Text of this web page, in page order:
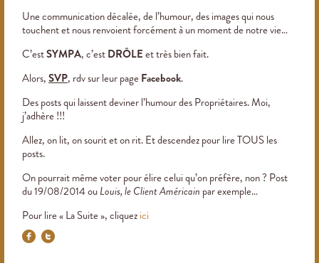
Une communication décalée, de l’humour, des images qui nous
touchent et nous renvoient forcément à un moment de notre vie…
C’estSYMPA, c’est DRÔLE et très bien fait.
Alors, SVP, rdv sur leur page Facebook.
Des posts qui laissent deviner l’humour des Propriétaires. Moi,
j’adhère !!!
Allez, on lit, on sourit et on rit. Et descendez pour lire TOUS les
posts.
On pourrait même voter pour élire celui qu’on préfère, non ? Post
du 19/08/2014 ou Louis, le Client Américain par exemple…
Pour lire « La Suite », cliquez ici